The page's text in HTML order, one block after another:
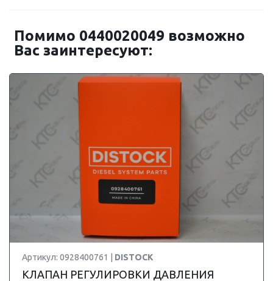
Помимо 0440020049 возможно
Вас заинтересуют:
Артикул: 0928400761 | DISTOCK
КЛАПАН РЕГУЛИРОВКИ ДАВЛЕНИЯ